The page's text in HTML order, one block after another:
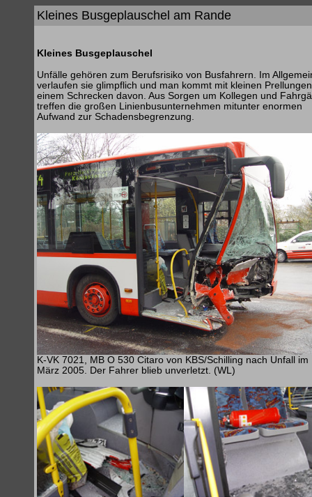
Kleines Busgeplauschel am Rande
Kleines Busgeplauschel
Unfälle gehören zum Berufsrisiko von Busfahrern. Im
verlaufen sie glimpflich und man kommt mit kleinen
einem Schrecken davon. Aus Sorgen um Kollegen und
treffen die großen Linienbusunternehmen mitunter enormen
Aufwand zur Schadensbegrenzung.
K-VK 7021, MB O 530 Citaro von KBS/Schilling nach Unfall im
März 2005. Der Fahrer blieb unverletzt. (WL)